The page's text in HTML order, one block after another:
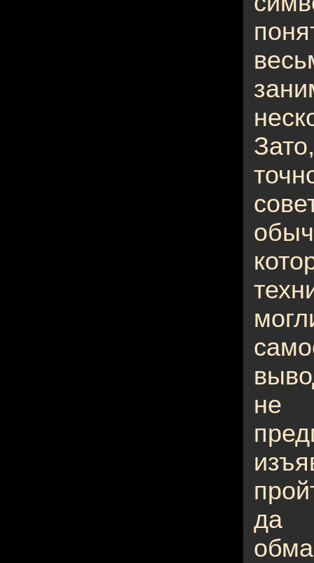
не
да